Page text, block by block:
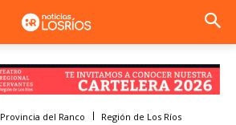
Provincia del Ranco Región de Los Ríos